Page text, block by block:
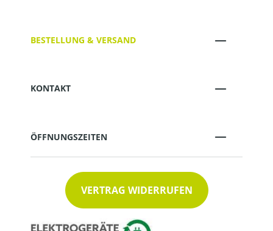
BESTELLUNG & VERSAND
KONTAKT
ÖFFNUNGSZEITEN
VERTRAG WIDERRUFEN